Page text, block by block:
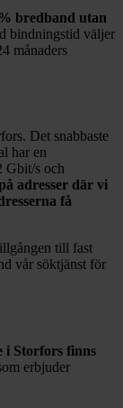
bredband utan
bindningstid väljer
månaders
. Det snabbaste
har en
Gbit/s och
adresser där vi
få
till fast
vår söktjänst för
i Storfors finns
erbjuder